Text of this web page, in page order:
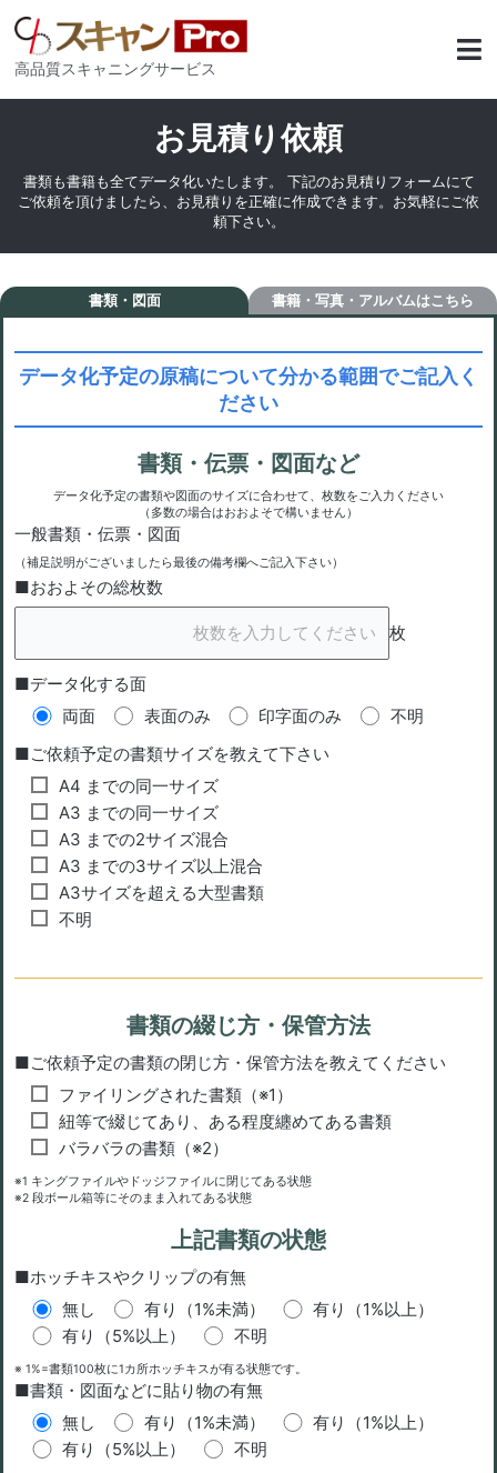
容
を高品質スキャニングサービス
メ
ニ
お見積り依頼
書類も書籍も全てデータ化いたします。 下記のお見積りフォームにて
ご依頼を頂けましたら、お見積りを正確に作成できます。 ​お気軽にご依
頼下さい。
書類・図面 書籍・写真・アルバム
データ化予定の原稿について分かる範囲でご記入く
ださい
書類・伝票・図面など
データ化予定の書類や図面のサイズに合わせて、枚数をご入力ください
（多数の場合はおおよそで構いません）
一般書類・伝票・図面
（補足説明がございましたら最後の備考欄へご記入下さい）
■おおよその総枚数
枚
■データ化する面
両面
表面のみ 印字面のみ
不明
■ご依頼予定の書類サイズを教えて下さい
A4 までの同一サイズ
A3 までの同一サイズ
A3 までの2サイズ混合
A3 までの3サイズ以上混合
A3サイズを超える大型書類
不明
書類の綴じ方・保管方法
■ご依頼予定の書類の閉じ方・保管方法を教えてください
ファイリングされた書類（※1）
紐等で綴じてあり、ある程度纏めてある書類
バラバラの書類（※2）
※1 キングファイルやドッジファイルに閉じてある状態
※2 段ボール箱等にそのまま入れてある状態
上記書類の状態
■ホッチキスやクリップの有無
無し
有り（1%未満）
有り（1%以上）
有り（5%以上）
不明
※ 1%=書類100枚に1カ所ホッチキスが有る状態です。
■書類・図面などに貼り物の有無
無し
有り（1%未満）
有り（1%以上）
有り（5%以上）
不明